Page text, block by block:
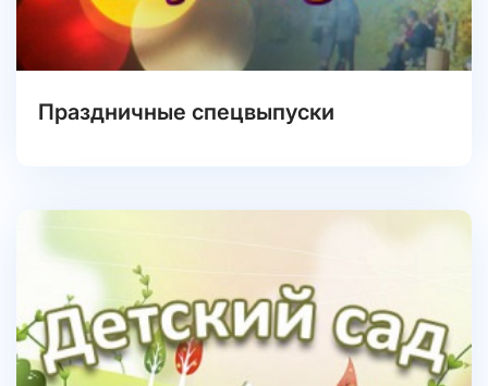
Праздничные спецвыпуски